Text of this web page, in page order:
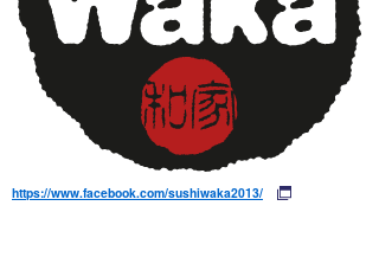
https://www.facebook.com/sushiwaka2013/